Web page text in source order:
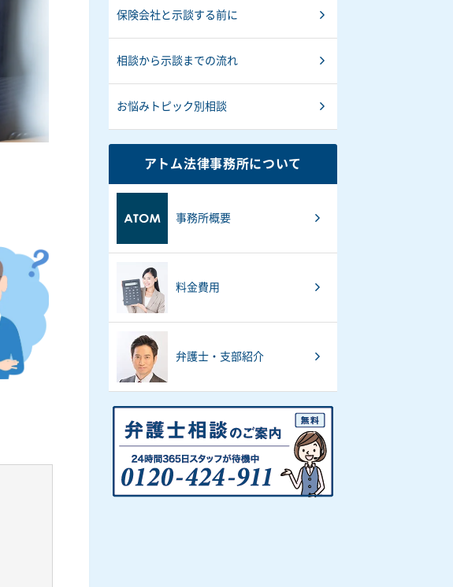
保険会社と示談する前に
相談から示談までの流れ
お悩みトピック別相談
アトム法律事務所について
事務所概要
料金費用
弁護士・支部紹介